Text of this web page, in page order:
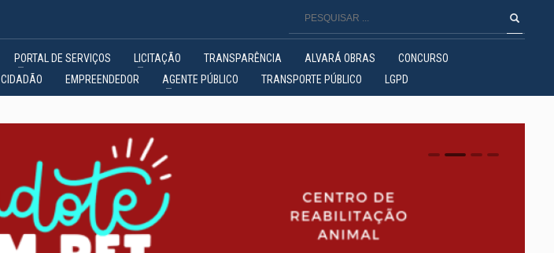
PORTAL DE SERVIÇOS LICITAÇÃO TRANSPARÊNCIA ALVARÁ OBRAS
CONCURSO
CIDADÃO EMPREENDEDOR AGENTE PÚBLICO TRANSPORTE PÚBLICO LGPD
0 1 2